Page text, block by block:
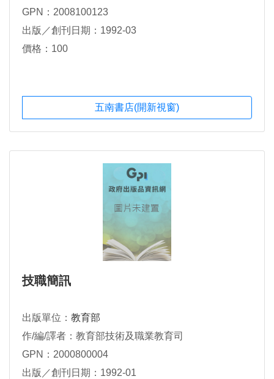
GPN：2008100123
出版／創刊日期：1992-03
價格：100
五南書店(開新視窗)
技職簡訊
出版單位： 教育部
作/編/譯者：教育部技術及職業教育司
GPN：2000800004
出版／創刊日期：1992-01